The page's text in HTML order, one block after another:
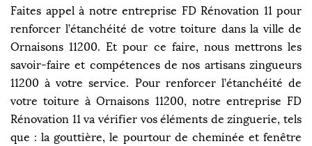
Faites appel à notre entreprise FD Rénovation 11 pour
renforcer l’étanchéité de votre toiture dans la ville de
Ornaisons 11200. Et pour ce faire, nous mettrons les
savoir-faire et compétences de nos artisans zingueurs
11200 à votre service. Pour renforcer l’étanchéité de
votre toiture à Ornaisons 11200, notre entreprise FD
Rénovation 11 va vérifier vos éléments de zinguerie, tels
que : la gouttière, le pourtour de cheminée et fenêtre